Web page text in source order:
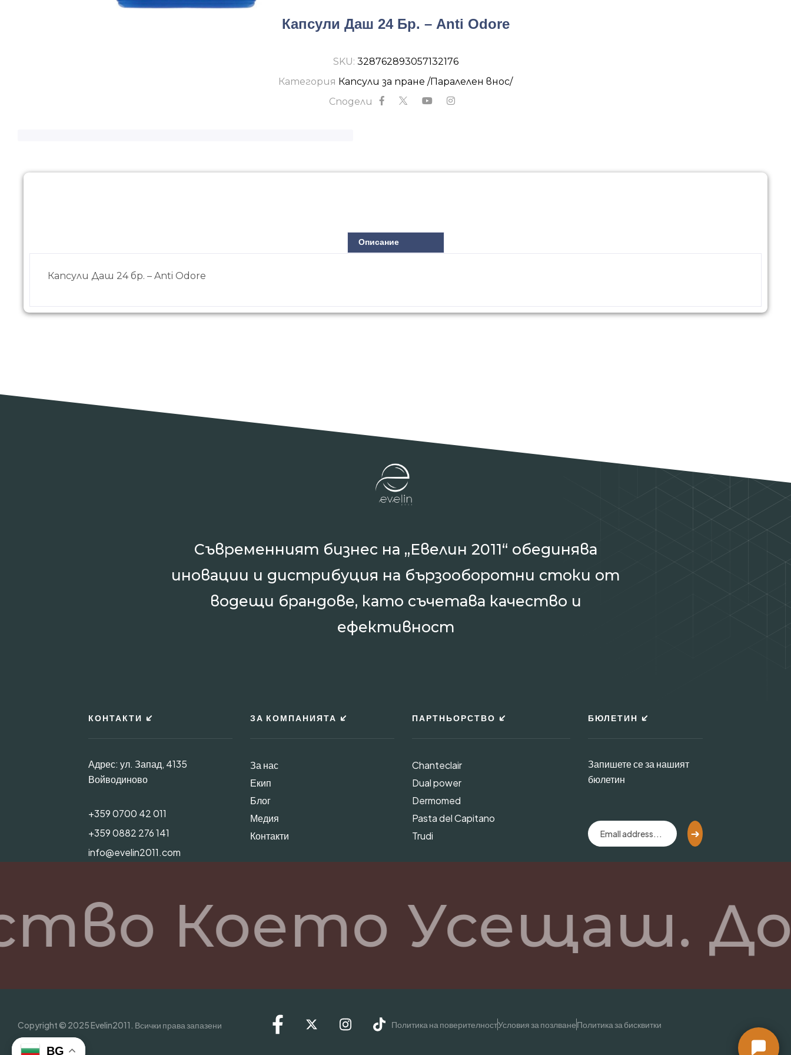
Капсули Даш 24 Бр. – Anti Odore
SKU: 328762893057132176
Категория Капсули за пране /Паралелен внос/
Сподели
Описание
Капсули Даш 24 бр. – Anti Odore
Съвременният бизнес на „Евелин 2011“ обединява
иновации и дистрибуция на бързооборотни стоки от
водещи брандове, като съчетава качество и
ефективност
КОНТАКТИ
Адрес: ул. Запад, 4135
Войводиново
+359 0700 42 011
+359 0882 276 141
info@evelin2011.com
ЗА КОМПАНИЯТА
За нас
Екип
Блог
Медия
Контакти
ПАРТНЬОРСТВО
Chanteclair
Dual power
Dermomed
Pasta del Capitano
Trudi
БЮЛЕТИН
Запишете се за нашият
бюлетин
Което Усещаш.
Copyright © 2025 Evelin2011. Всички права запазени Политика на поверителностУсловия за позлванеПолитика за бисквитки
BG